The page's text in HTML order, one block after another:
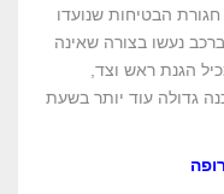
של חגורת הבטיחות שנועדו
נעשו בצורה שאינה
הגנת ראש וצד,
גדולה עוד יותר בשעת